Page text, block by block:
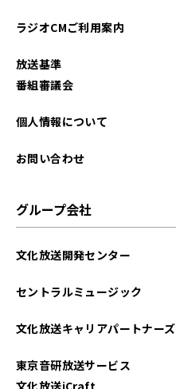
ラジオCMご利用案内
放送基準
番組審議会
個人情報について
お問い合わせ
グループ会社
文化放送開発センター
セントラルミュージック
文化放送キャリアパートナーズ
東京音研放送サービス
文化放送iCraft